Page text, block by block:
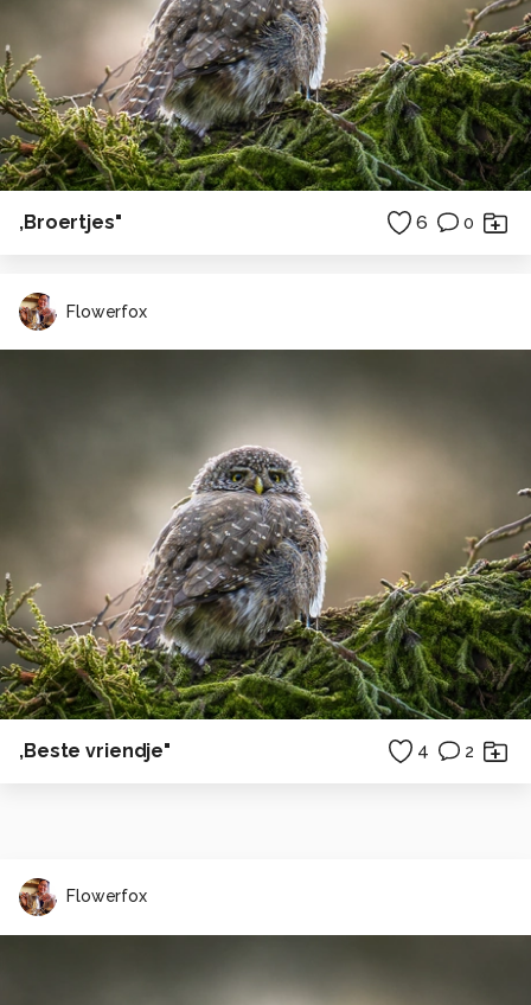
,Broertjes" 6 0
Flowerfox
,Beste vriendje" 4 2
Flowerfox